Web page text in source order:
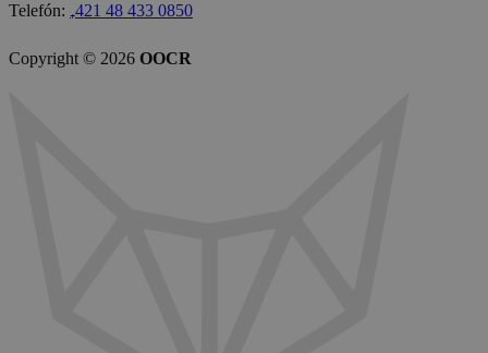
Telefón: ₊421 48 433 0850
Copyright © 2026 OOCR